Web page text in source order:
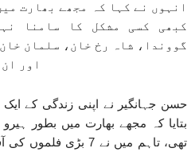
انہوں نے کہا کہ مجھے بھارت
کبھی کسی مشکل کا سامنا
گووندا، شاہ رخ خان، سلمان
اور
حسن جہانگیر نے اپنی زندگی کے
بتایا کہ مجھے بھارت میں بطور
تھی، تاہم میں نے 7